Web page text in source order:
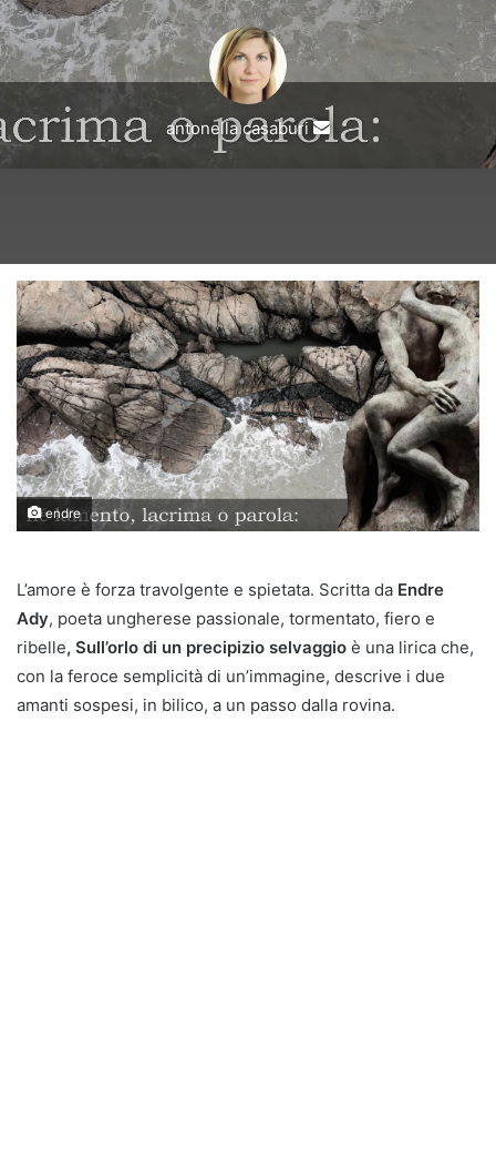
antonella casaburi
Invia
endre
L’amore è forza travolgente e spietata. Scritta da Endre
Ady, poeta ungherese passionale, tormentato, fiero e
ribelle, Sull’orlo di un precipizio selvaggio è una lirica che,
con la feroce semplicità di un’immagine, descrive i due
amanti sospesi, in bilico, a un passo dalla rovina.